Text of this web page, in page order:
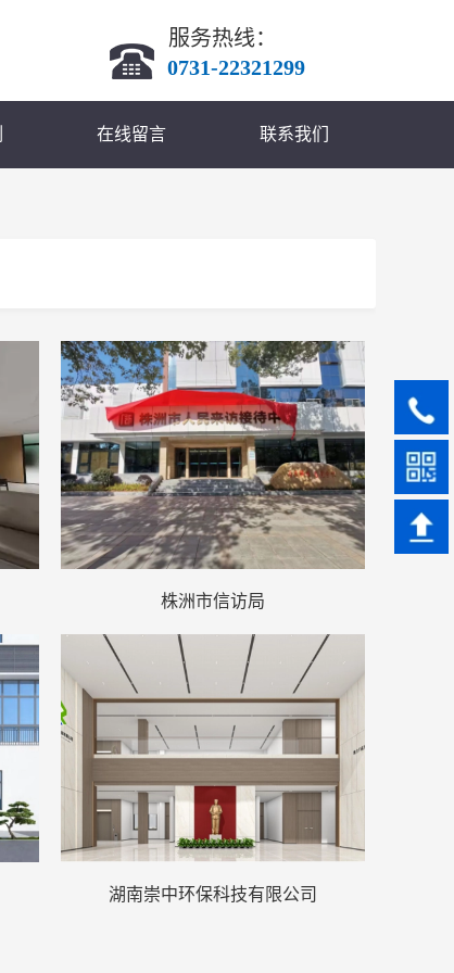
在线留言 联系我们
服务热线：
0731-22321299
株洲市信访局
湖南崇中环保科技有限公司